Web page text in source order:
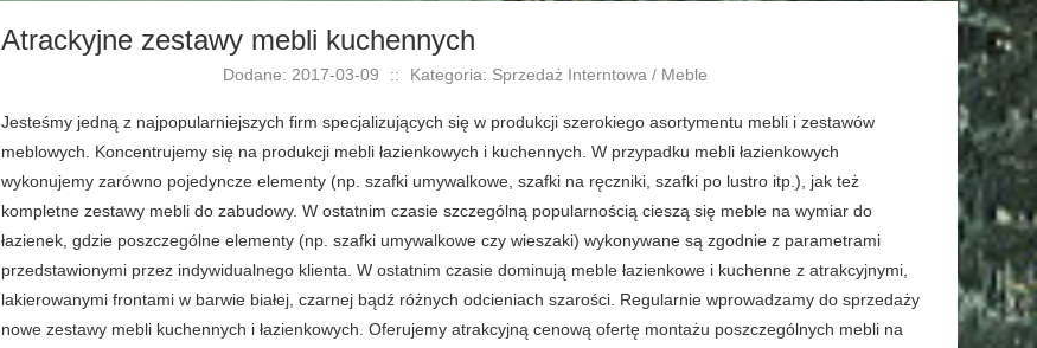
Atrackyjne zestawy mebli kuchennych
Dodane: 2017-03-09 :: Kategoria: Sprzedaż Interntowa / Meble
Jesteśmy jedną z najpopularniejszych firm specjalizujących się w produkcji szerokiego asortymentu mebli i zestawów
meblowych. Koncentrujemy się na produkcji mebli łazienkowych i kuchennych. W przypadku mebli łazienkowych
wykonujemy zarówno pojedyncze elementy (np. szafki umywalkowe, szafki na ręczniki, szafki po lustro itp.), jak też
kompletne zestawy mebli do zabudowy. W ostatnim czasie szczególną popularnością cieszą się meble na wymiar do
łazienek, gdzie poszczególne elementy (np. szafki umywalkowe czy wieszaki) wykonywane są zgodnie z parametrami
przedstawionymi przez indywidualnego klienta. W ostatnim czasie dominują meble łazienkowe i kuchenne z atrakcyjnymi,
lakierowanymi frontami w barwie białej, czarnej bądź różnych odcieniach szarości. Regularnie wprowadzamy do sprzedaży
nowe zestawy mebli kuchennych i łazienkowych. Oferujemy atrakcyjną cenową ofertę montażu poszczególnych mebli na